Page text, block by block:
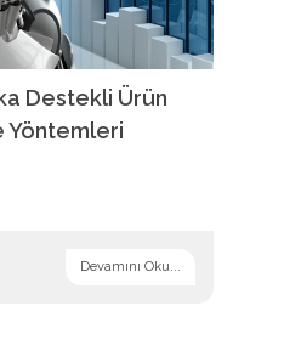
Destekli Ürün
Yöntemleri
Devamını Oku...